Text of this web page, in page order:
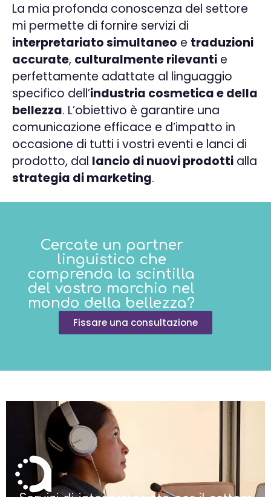
La mia profonda conoscenza del settore
mi permette di fornire servizi di
interpretariato simultaneo e traduzioni
accurate, culturalmente rilevanti e
perfettamente adattate al linguaggio
specifico dell’industria cosmetica e della
bellezza. L’obiettivo è garantire una
comunicazione efficace e d’impatto in
occasione di tutti i vostri eventi e lanci di
prodotto, dal lancio di nuovi prodotti alla
strategia di marketing.
Cercate un partner
linguistico che
comprenda la scintilla
del vostro marchio nel
mondo della bellezza?
Fissare una consultazione